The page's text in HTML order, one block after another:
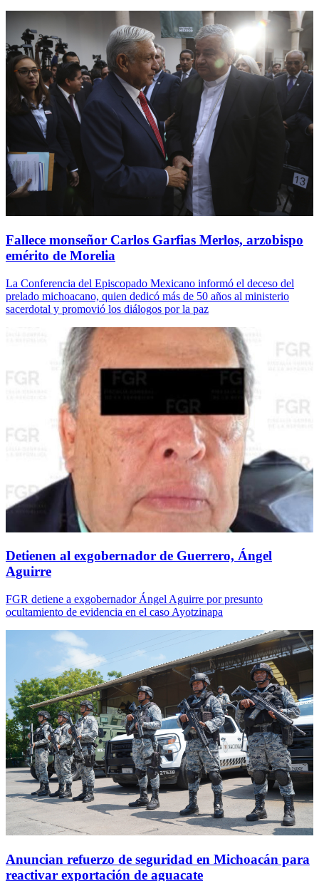
Fallece monseñor Carlos Garfias Merlos, arzobispo
emérito de Morelia
La Conferencia del Episcopado Mexicano informó el deceso del
prelado michoacano, quien dedicó más de 50 años al ministerio
sacerdotal y promovió los diálogos por la paz
Detienen al exgobernador de Guerrero, Ángel
Aguirre
FGR detiene a exgobernador Ángel Aguirre por presunto
ocultamiento de evidencia en el caso Ayotzinapa
Anuncian refuerzo de seguridad en Michoacán para
reactivar exportación de aguacate